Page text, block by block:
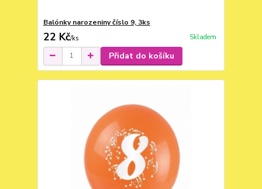
Balónky narozeniny číslo 9, 3ks
22 Kč/ks Skladem
Přidat do košíku